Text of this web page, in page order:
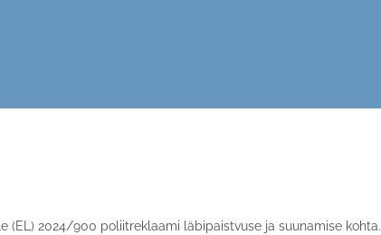
(EL) 2024/900 poliitreklaami läbipaistvuse ja suunamise kohta.